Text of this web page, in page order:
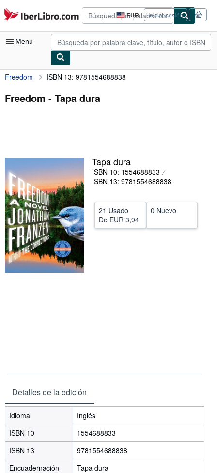
Pasar al contenido principal
IberLibro.com EUR
Preferencias
de
compra
del
Iniciar sesión
Menú
Mi cuenta
Consultar mis pedidos
Arte y coleccionismo
Vendedores
Comenzar a vender
Ayuda
CERRAR
Freedom ISBN 13: 9781554688838
Freedom - Tapa dura
Tapa dura
ISBN 10: 1554688833
ISBN 13: 9781554688838
21 Usado
De EUR 3,94
0 Nuevo
Detalles de la edición
Idioma
Inglés
ISBN 10
1554688833
ISBN 13
9781554688838
Encuadernación
Tapa dura